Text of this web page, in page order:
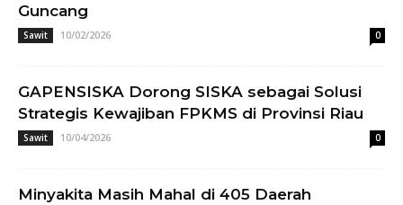
Guncang
Sawit 10/02/2026 0
GAPENSISKA Dorong SISKA sebagai Solusi
Strategis Kewajiban FPKMS di Provinsi Riau
Sawit 10/04/2026 0
Minyakita Masih Mahal di 405 Daerah